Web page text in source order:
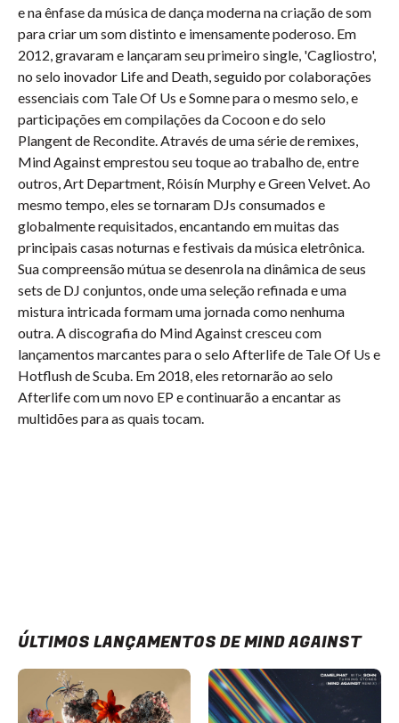
e na ênfase da música de dança moderna na criação de som
para criar um som distinto e imensamente poderoso. Em
2012, gravaram e lançaram seu primeiro single, 'Cagliostro',
no selo inovador Life and Death, seguido por colaborações
essenciais com Tale Of Us e Somne para o mesmo selo, e
participações em compilações da Cocoon e do selo
Plangent de Recondite. Através de uma série de remixes,
Mind Against emprestou seu toque ao trabalho de, entre
outros, Art Department, Róisín Murphy e Green Velvet. Ao
mesmo tempo, eles se tornaram DJs consumados e
globalmente requisitados, encantando em muitas das
principais casas noturnas e festivais da música eletrônica.
Sua compreensão mútua se desenrola na dinâmica de seus
sets de DJ conjuntos, onde uma seleção refinada e uma
mistura intricada formam uma jornada como nenhuma
outra. A discografia do Mind Against cresceu com
lançamentos marcantes para o selo Afterlife de Tale Of Us e
Hotflush de Scuba. Em 2018, eles retornarão ao selo
Afterlife com um novo EP e continuarão a encantar as
multidões para as quais tocam.
ÚLTIMOS LANÇAMENTOS DE MIND AGAINST